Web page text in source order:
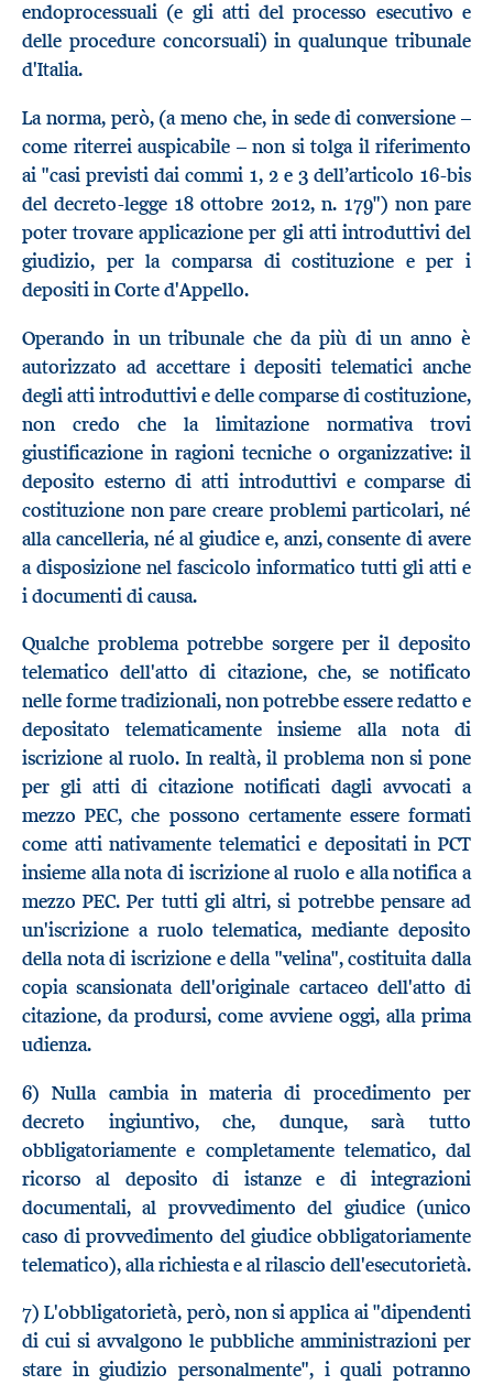
endoprocessuali (e gli atti del processo esecutivo e
delle procedure concorsuali) in qualunque tribunale
d'Italia.
La norma, però, (a meno che, in sede di conversione –
come riterrei auspicabile – non si tolga il riferimento
ai "casi previsti dai commi 1, 2 e 3 dell’articolo 16-bis
del decreto-legge 18 ottobre 2012, n. 179") non pare
poter trovare applicazione per gli atti introduttivi del
giudizio, per la comparsa di costituzione e per i
depositi in Corte d'Appello.
Operando in un tribunale che da più di un anno è
autorizzato ad accettare i depositi telematici anche
degli atti introduttivi e delle comparse di costituzione,
non credo che la limitazione normativa trovi
giustificazione in ragioni tecniche o organizzative: il
deposito esterno di atti introduttivi e comparse di
costituzione non pare creare problemi particolari, né
alla cancelleria, né al giudice e, anzi, consente di avere
a disposizione nel fascicolo informatico tutti gli atti e
i documenti di causa.
Qualche problema potrebbe sorgere per il deposito
telematico dell'atto di citazione, che, se notificato
nelle forme tradizionali, non potrebbe essere redatto e
depositato telematicamente insieme alla nota di
iscrizione al ruolo. In realtà, il problema non si pone
per gli atti di citazione notificati dagli avvocati a
mezzo PEC, che possono certamente essere formati
come atti nativamente telematici e depositati in PCT
insieme alla nota di iscrizione al ruolo e alla notifica a
mezzo PEC. Per tutti gli altri, si potrebbe pensare ad
un'iscrizione a ruolo telematica, mediante deposito
della nota di iscrizione e della "velina", costituita dalla
copia scansionata dell'originale cartaceo dell'atto di
citazione, da prodursi, come avviene oggi, alla prima
udienza.
6) Nulla cambia in materia di procedimento per
decreto ingiuntivo, che, dunque, sarà tutto
obbligatoriamente e completamente telematico, dal
ricorso al deposito di istanze e di integrazioni
documentali, al provvedimento del giudice (unico
caso di provvedimento del giudice obbligatoriamente
telematico), alla richiesta e al rilascio dell'esecutorietà.
7) L'obbligatorietà, però, non si applica ai "dipendenti
di cui si avvalgono le pubbliche amministrazioni per
stare in giudizio personalmente", i quali potranno